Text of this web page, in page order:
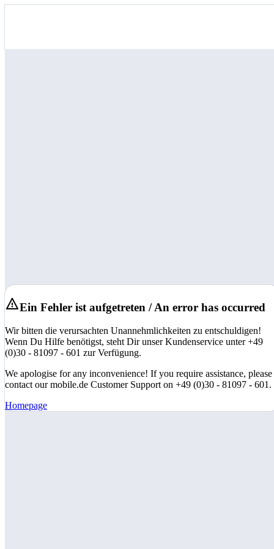
Ein Fehler ist aufgetreten / An error has occurred
Wir bitten die verursachten Unannehmlichkeiten zu entschuldigen!
Wenn Du Hilfe benötigst, steht Dir unser Kundenservice unter +49
(0)30 - 81097 - 601 zur Verfügung.
We apologise for any inconvenience! If you require assistance, please
contact our mobile.de Customer Support on +49 (0)30 - 81097 - 601.
Homepage